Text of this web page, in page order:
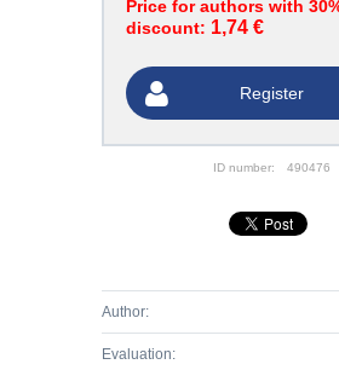
Price for authors with
discount: 1,74 €
Register
ID number: 490476
Author:
Evaluation: